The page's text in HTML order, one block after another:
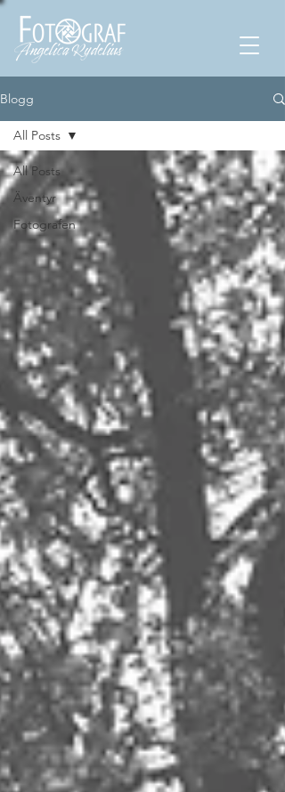
Blogg
All Posts
Äventyr
Fotografen
All Posts